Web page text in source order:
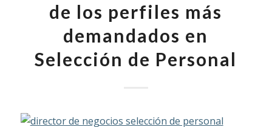
de los perfiles más
demandados en
Selección de Personal